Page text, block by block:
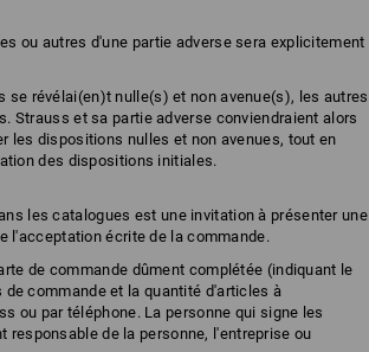
ou autres d'une partie adverse sera explicitement
révélai(en)t nulle(s) et non avenue(s), les autres
Strauss et sa partie adverse conviendraient alors
les dispositions nulles et non avenues, tout en
des dispositions initiales.
les catalogues est une invitation à présenter une
l'acceptation écrite de la commande.
de commande dûment complétée (indiquant le
commande et la quantité d'articles à
ou par téléphone. La personne qui signe les
de la personne, l'entreprise ou